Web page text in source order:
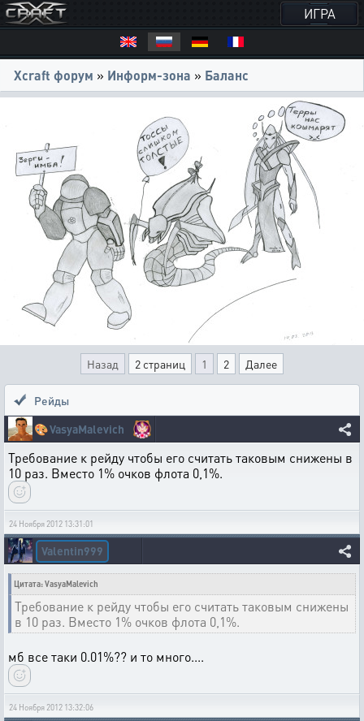
ИГРА
Xcraft форум » Информ-зона » Баланс
Назад 2 страниц 1 2 Далее
Рейды
🎨VasyaMalevich
Требование к рейду чтобы его считать таковым снижены в
10 раз. Вместо 1% очков флота 0,1%.
24 Ноября 2012 13:31:01
Valentin999
Цитата: VasyaMalevich
Требование к рейду чтобы его считать таковым снижены
в 10 раз. Вместо 1% очков флота 0,1%.
мб все таки 0.01%?? и то много....
24 Ноября 2012 13:32:06